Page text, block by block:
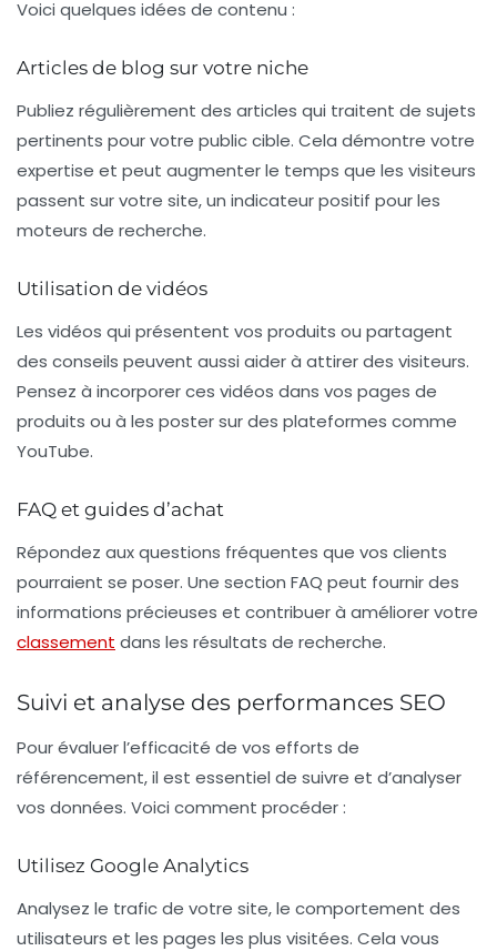
Voici quelques idées de contenu :
Articles de blog sur votre niche
Publiez régulièrement des articles qui traitent de sujets
pertinents pour votre public cible. Cela démontre votre
expertise et peut augmenter le temps que les visiteurs
passent sur votre site, un indicateur positif pour les
moteurs de recherche.
Utilisation de vidéos
Les vidéos qui présentent vos produits ou partagent
des conseils peuvent aussi aider à attirer des visiteurs.
Pensez à incorporer ces vidéos dans vos pages de
produits ou à les poster sur des plateformes comme
YouTube.
FAQ et guides d’achat
Répondez aux questions fréquentes que vos clients
pourraient se poser. Une section FAQ peut fournir des
informations précieuses et contribuer à améliorer votre
classement dans les résultats de recherche.
Suivi et analyse des performances SEO
Pour évaluer l’efficacité de vos efforts de
référencement, il est essentiel de suivre et d’analyser
vos données. Voici comment procéder :
Utilisez Google Analytics
Analysez le trafic de votre site, le comportement des
utilisateurs et les pages les plus visitées. Cela vous